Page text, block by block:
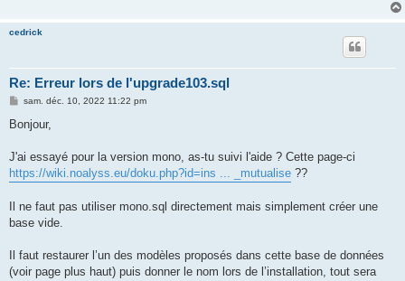
cedrick
Re: Erreur lors de l'upgrade103.sql
M
s
g
sam. déc. 10, 2022 11:22 pm
Bonjour,
J'ai essayé pour la version mono, as-tu suivi l'aide ? Cette page-ci
https://wiki.noalyss.eu/doku.php?id=ins ... _mutualise ??
Il ne faut pas utiliser mono.sql directement mais simplement créer une
base vide.
Il faut restaurer l’un des modèles proposés dans cette base de données
(voir page plus haut) puis donner le nom lors de l’installation, tout sera